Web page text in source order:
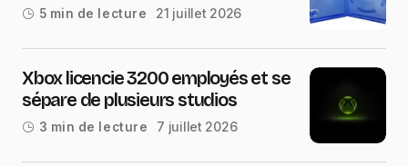
5 min de lecture 21 juillet 2026
Xbox licencie 3200 employés et se
sépare de plusieurs studios
3 min de lecture 7 juillet 2026